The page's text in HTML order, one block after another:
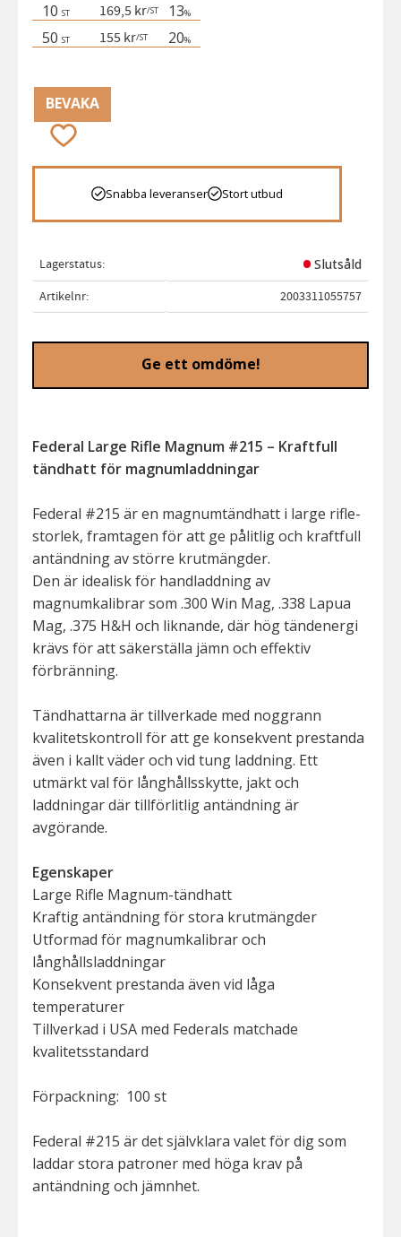
10 ST 169,5 kr/ST 13%
50 ST 155 kr/ST 20%
Lägg till i favoriter
BEVAKA
Snabba leveranser Stort utbud
Lagerstatus
Slutsåld
Artikelnr
2003311055757
Ge ett omdöme!
Federal Large Rifle Magnum #215 – Kraftfull
tändhatt för magnumladdningar
Federal #215 är en magnumtändhatt i large rifle-
storlek, framtagen för att ge pålitlig och kraftfull
antändning av större krutmängder.
Den är idealisk för handladdning av
magnumkalibrar som .300 Win Mag, .338 Lapua
Mag, .375 H&H och liknande, där hög tändenergi
krävs för att säkerställa jämn och effektiv
förbränning.
Tändhattarna är tillverkade med noggrann
kvalitetskontroll för att ge konsekvent prestanda
även i kallt väder och vid tung laddning. Ett
utmärkt val för långhållsskytte, jakt och
laddningar där tillförlitlig antändning är
avgörande.
Egenskaper
Large Rifle Magnum-tändhatt
Kraftig antändning för stora krutmängder
Utformad för magnumkalibrar och
långhållsladdningar
Konsekvent prestanda även vid låga
temperaturer
Tillverkad i USA med Federals matchade
kvalitetsstandard
Förpackning: 100 st
Federal #215 är det självklara valet för dig som
laddar stora patroner med höga krav på
antändning och jämnhet.